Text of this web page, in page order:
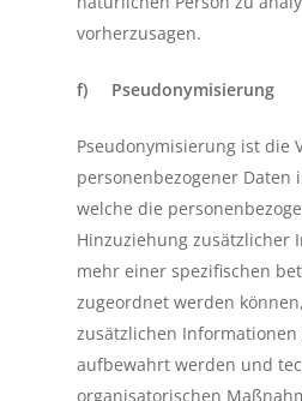
vorherzusagen.
f) Pseudonymisierung
Pseudonymisierung ist die
personenbezogener Daten
welche die
Hinzuziehung zusätzlicher
mehr einer spezifischen
zugeordnet werden
zusätzlichen Informationen
aufbewahrt werden und
organisatorischen